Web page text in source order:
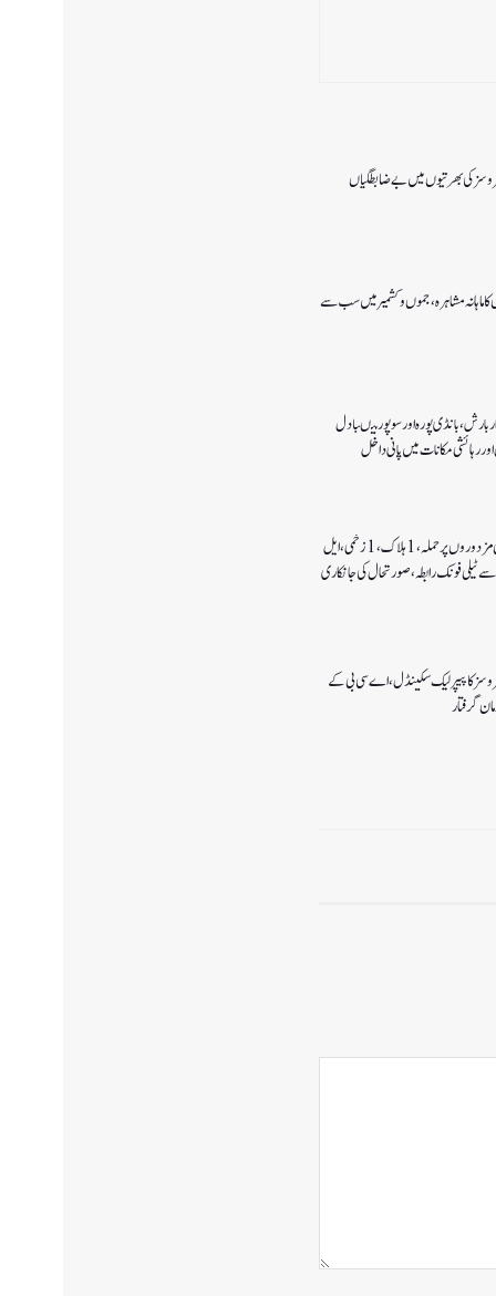
بھرتیوں میں بے ضابطگیاں
ماہانہ مشاہرہ، جموں و کشمیر میں سب سے
پورہ اور سوپور میںبادل
رہائشی مکانات میں پانی داخل
کولگام میں غیر مقامی مزدوروں پر حملہ،1ہلاک،1زخمی،ایل
ٹیلی فونک رابطہ، صورتحال کی جانکاری
کا پیپر لیک سکینڈل،اے سی بی کے